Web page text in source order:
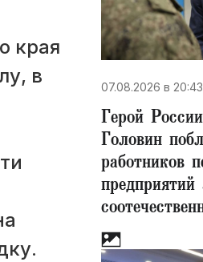
края
в
07.08.2026 в 20:43
Герой
Головин
работников